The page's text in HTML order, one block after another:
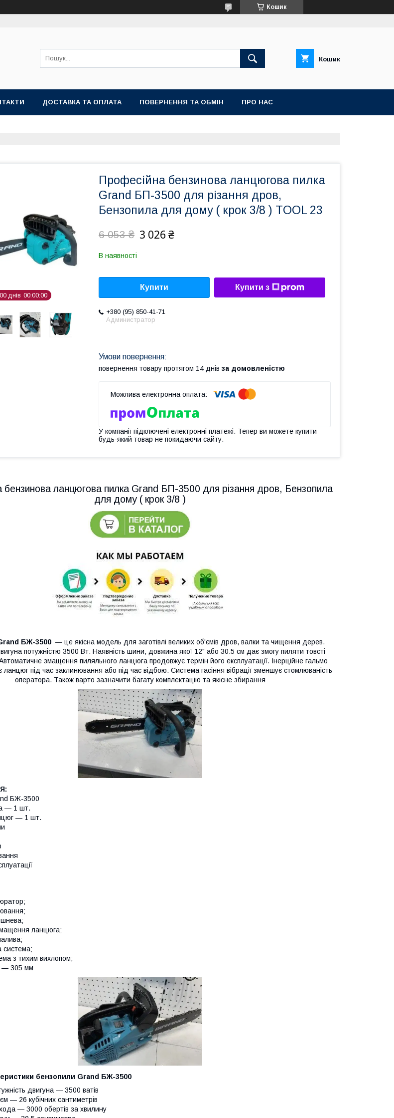
Кошик
Кошик
ДОСТАВКА ТА ОПЛАТА ПОВЕРНЕННЯ ТА ОБМІН ПРО НАС
00 днів 00 00 00
Професійна бензинова ланцюгова пилка
Grand БП-3500 для різання дров,
Бензопила для дому ( крок 3/8 ) TOOL 23
6 053 ₴ 3 026 ₴
В наявності
Купити Купити з
+380 (95) 850-41-71
Администратор
повернення товару протягом 14 днів за домовленістю
У компанії підключені електронні платежі. Тепер ви можете купити
будь-який товар не покидаючи сайту.
бензинова ланцюгова пилка Grand БП-3500 для різання дров, Бензопила
для дому ( крок 3/8 )
БЖ-3500 — це якісна модель для заготівлі великих об'ємів дров, валки та чищення дерев.
потужністю 3500 Вт. Наявність шини, довжина якої 12" або 30.5 см дає змогу пиляти товсті
змащення пиляльного ланцюга продовжує термін його експлуатації. Інерційне гальмо
ланцюг під час заклинювання або під час відбою. Система гасіння вібрації зменшує стомлюваність
оператора. Також варто зазначити багату комплектацію та якісне збирання
БЖ-3500
— 1 шт.
— 1 шт.
ланцюга;
система;
з тихим вихлопом;
— 305 мм
бензопили Grand БЖ-3500
двигуна — 3500 ватів
— 26 кубічних сантиметрів
— 3000 обертів за хвилину